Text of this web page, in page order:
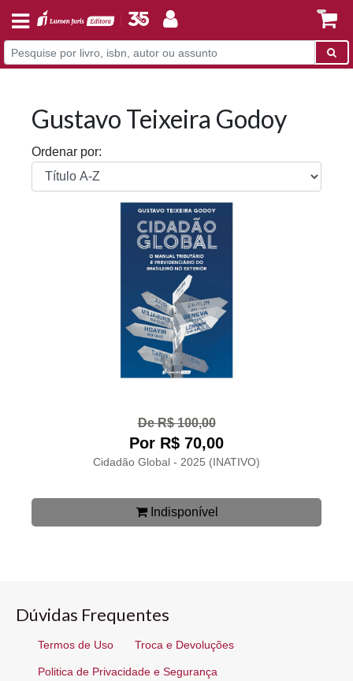
Gustavo Teixeira Godoy
Ordenar por:
De R$ 100,00
Por R$ 70,00
Cidadão Global - 2025 (INATIVO)
Indisponível
Dúvidas Frequentes
Termos de Uso Troca e Devoluções
Politica de Privacidade e Segurança